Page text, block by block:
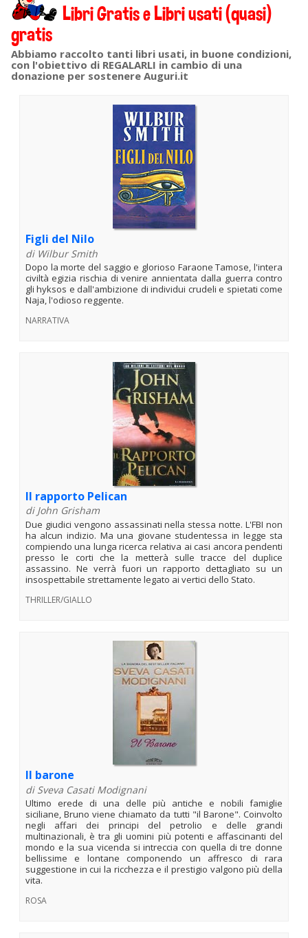
Libri Gratis e Libri usati (quasi)
gratis
Abbiamo raccolto tanti libri usati, in buone condizioni,
con l'obiettivo di REGALARLI in cambio di una
donazione per sostenere Auguri.it
Figli del Nilo
di Wilbur Smith
Dopo la morte del saggio e glorioso Faraone Tamose, l'intera
civiltà egizia rischia di venire annientata dalla guerra contro
gli hyksos e dall'ambizione di individui crudeli e spietati come
Naja, l'odioso reggente.
NARRATIVA
Il rapporto Pelican
di John Grisham
Due giudici vengono assassinati nella stessa notte. L'FBI non
ha alcun indizio. Ma una giovane studentessa in legge sta
compiendo una lunga ricerca relativa ai casi ancora pendenti
presso le corti che la metterà sulle tracce del duplice
assassino. Ne verrà fuori un rapporto dettagliato su un
insospettabile strettamente legato ai vertici dello Stato.
THRILLER/GIALLO
Il barone
di Sveva Casati Modignani
Ultimo erede di una delle più antiche e nobili famiglie
siciliane, Bruno viene chiamato da tutti "il Barone". Coinvolto
negli affari dei principi del petrolio e delle grandi
multinazionali, è tra gli uomini più potenti e affascinanti del
mondo e la sua vicenda si intreccia con quella di tre donne
bellissime e lontane componendo un affresco di rara
suggestione in cui la ricchezza e il prestigio valgono più della
vita.
ROSA